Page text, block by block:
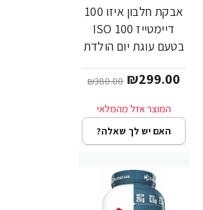
-21%
אבקת חלבון איזו 100
דיימטייז ISO 100
בטעם עוגת יום הולדת
Dymatize Nutrition
₪299.00
₪380.00
האם יש לך שאלה?